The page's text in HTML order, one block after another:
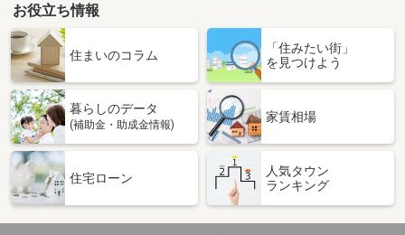
福島県いわき市常磐関船町３
価 格
4.80万円
福島県いわき市常磐関船町３
専有面積 28.02m²
間取り
福島県郡山市安積町日出山１丁目
住 所
福島県郡山市安積町日出山１丁目
専有面積 72.92m²
お役立ち情報
住まいのコラム
「住みたい街」
を見つけよう
暮らしのデータ
(補助金・助成金情報)
家賃相場
住宅ローン
人気タウン
ランキング